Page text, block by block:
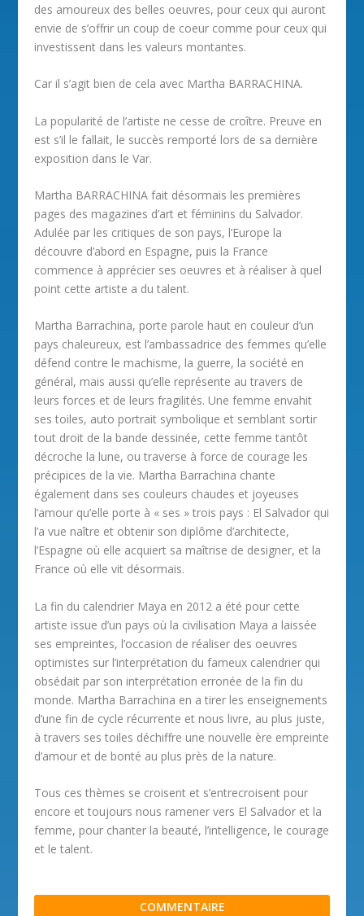
des amoureux des belles oeuvres, pour ceux qui auront
envie de s’offrir un coup de coeur comme pour ceux qui
investissent dans les valeurs montantes.
Car il s’agit bien de cela avec Martha BARRACHINA.
La popularité de l’artiste ne cesse de croître. Preuve en
est s’il le fallait, le succès remporté lors de sa dernière
exposition dans le Var.
Martha BARRACHINA fait désormais les premières
pages des magazines d’art et féminins du Salvador.
Adulée par les critiques de son pays, l’Europe la
découvre d’abord en Espagne, puis la France
commence à apprécier ses oeuvres et à réaliser à quel
point cette artiste a du talent.
Martha Barrachina, porte parole haut en couleur d’un
pays chaleureux, est l’ambassadrice des femmes qu’elle
défend contre le machisme, la guerre, la société en
général, mais aussi qu’elle représente au travers de
leurs forces et de leurs fragilités. Une femme envahit
ses toiles, auto portrait symbolique et semblant sortir
tout droit de la bande dessinée, cette femme tantôt
décroche la lune, ou traverse à force de courage les
précipices de la vie. Martha Barrachina chante
également dans ses couleurs chaudes et joyeuses
l’amour qu’elle porte à « ses » trois pays : El Salvador qui
l’a vue naître et obtenir son diplôme d’architecte,
l’Espagne où elle acquiert sa maîtrise de designer, et la
France où elle vit désormais.
La fin du calendrier Maya en 2012 a été pour cette
artiste issue d’un pays où la civilisation Maya a laissée
ses empreintes, l’occasion de réaliser des oeuvres
optimistes sur l’interprétation du fameux calendrier qui
obsédait par son interprétation erronée de la fin du
monde. Martha Barrachina en a tirer les enseignements
d’une fin de cycle récurrente et nous livre, au plus juste,
à travers ses toiles déchiffre une nouvelle ère empreinte
d’amour et de bonté au plus près de la nature.
Tous ces thèmes se croisent et s’entrecroisent pour
encore et toujours nous ramener vers El Salvador et la
femme, pour chanter la beauté, l’intelligence, le courage
et le talent.
COMMENTAIRE